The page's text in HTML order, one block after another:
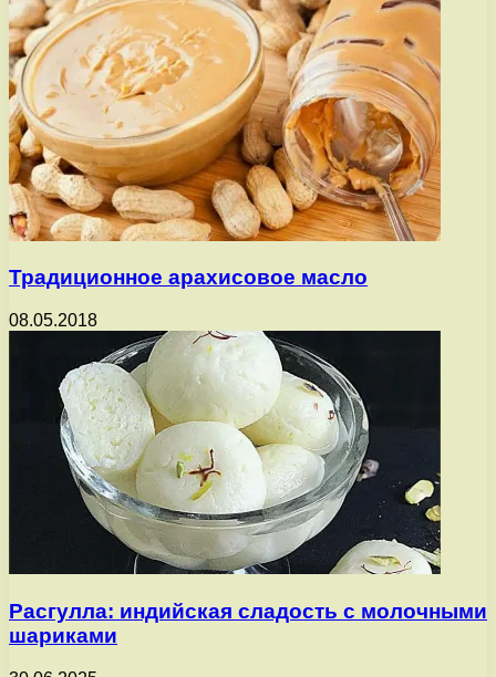
Традиционное арахисовое масло
08.05.2018
Расгулла: индийская сладость с молочными
шариками